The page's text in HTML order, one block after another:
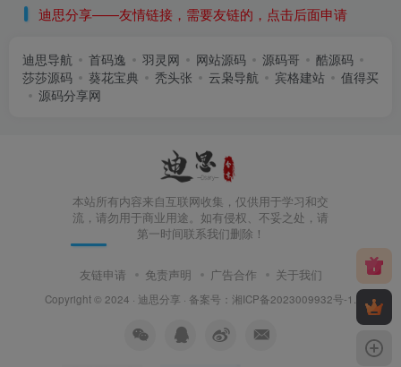
迪思分享——友情链接，需要友链的，点击后面申请
迪思导航 首码逸 羽灵网 网站源码 源码哥
酷源码
莎莎源码
葵花宝典 秃头张 云枭导航 宾格建站
值得买
源码分享网
本站所有内容来自互联网收集，仅供用于学习和交
流，请勿用于商业用途。如有侵权、不妥之处，请
第一时间联系我们删除！
友链申请 免责声明 广告合作 关于我们
Copyright © 2024 · 迪思分享 · 备案号： 湘ICP备2023009932号-1